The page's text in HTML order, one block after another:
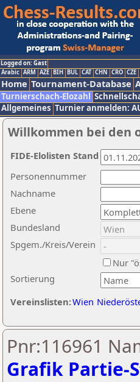
Logged on: Gast
Arabic ARM AZE BIH BUL CAT CHN CRO CZE
Home Tournament-Database
Turnierschach-Elozahl
Allgemeines Turnier anmelden:
Willkommen bei den
Nachname
Ebene
Sortierung
Personennummer
Bundesland
Spgem./Kreis/Verein
Nur
Vereinslisten:Wien
FIDE-Elolisten Stand
Pnr:116961
Grafik Partie-